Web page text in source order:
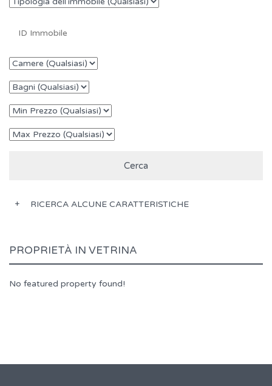
RICERCA ALCUNE CARATTERISTICHE
PROPRIETÀ IN VETRINA
No featured property found!